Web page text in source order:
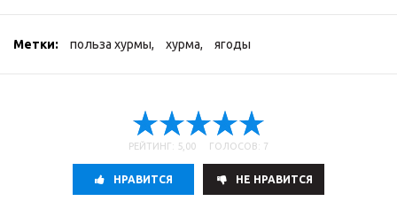
Метки: польза хурмы, хурма, ягоды
РЕЙТИНГ: 5,00 ГОЛОСОВ: 7
НРАВИТСЯ НE НРАВИТСЯ